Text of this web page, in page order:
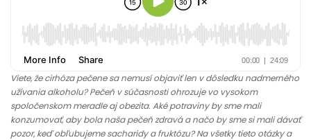
Viete, že cirhóza pečene sa nemusí objaviť len v dôsledku nadmerného
užívania alkoholu? Pečeň v súčasnosti ohrozuje vo vysokom
spoločenskom meradle aj obezita. Aké potraviny by sme mali
konzumovať, aby bola naša pečeň zdravá a načo by sme si mali dávať
pozor, keď obľubujeme sacharidy a fruktózu? Na všetky tieto otázky a